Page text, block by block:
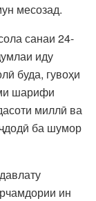
месозад.
санаи 24-
иду
буда, гувоҳи
шарифи
миллӣ ва
ба шумор
ин